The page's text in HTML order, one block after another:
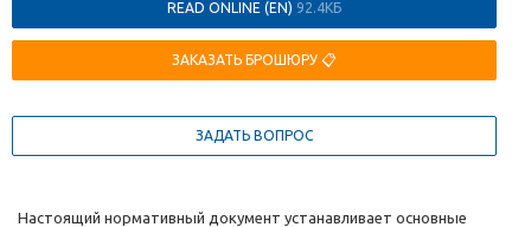
READ ONLINE (EN) 92.4КБ
ЗАКАЗАТЬ БРОШЮРУ 📋
ЗАДАТЬ ВОПРОС
Настоящий нормативный документ устанавливает основные